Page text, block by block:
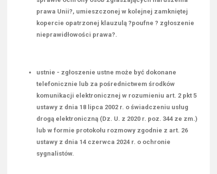
prawa Unii?, umieszczonej w kolejnej zamkniętej
kopercie opatrzonej klauzulą ?poufne ? zgłoszenie
nieprawidłowości prawa?.
ustnie - zgłoszenie ustne może być dokonane
telefonicznie lub za pośrednictwem środków
komunikacji elektronicznej w rozumieniu art. 2 pkt 5
ustawy z dnia 18 lipca 2002 r. o świadczeniu usług
drogą elektroniczną (Dz. U. z 2020 r. poz. 344 ze zm.)
lub w formie protokołu rozmowy zgodnie z art. 26
ustawy z dnia 14 czerwca 2024 r. o ochronie
sygnalistów.